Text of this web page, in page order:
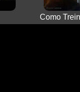
Como